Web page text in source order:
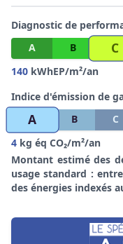
Diagnostic de
A B C
140 kWhEP/m²/an
Indice d'émission de
A B C
4 kg éq CO₂/m²/an
Montant estimé des
usage standard :
des énergies indexés